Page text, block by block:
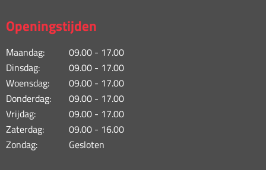
Openingstijden
Maandag:
09.00 - 17.00
Dinsdag:
09.00 - 17.00
Woensdag:
09.00 - 17.00
Donderdag:
09.00 - 17.00
Vrijdag:
09.00 - 17.00
Zaterdag:
09.00 - 16.00
Zondag:
Gesloten